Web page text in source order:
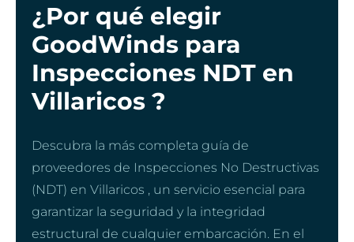
¿Por qué elegir
GoodWinds para
Inspecciones NDT en
Villaricos ?
Descubra la más completa guía de
proveedores de Inspecciones No Destructivas
(NDT) en Villaricos , un servicio esencial para
garantizar la seguridad y la integridad
estructural de cualquier embarcación. En el